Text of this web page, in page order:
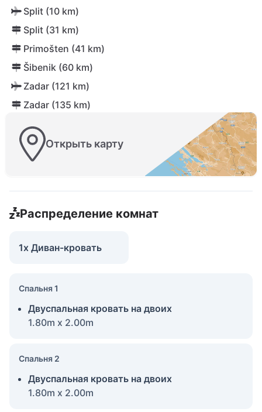
Split (10 km)
Split (31 km)
Primošten (41 km)
Šibenik (60 km)
Zadar (121 km)
Zadar (135 km)
Открыть карту
Распределение комнат
1x Диван-кровать
Спальня 1
Двуспальная кровать на двоих
1.80m x 2.00m
Спальня 2
Двуспальная кровать на двоих
1.80m x 2.00m